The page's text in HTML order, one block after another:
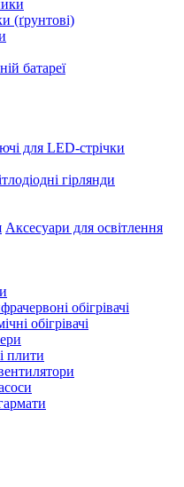
(ґрунтові)
батареї
для LED-стрічки
гірлянди
Аксесуари для освітлення
обігрівачі
обігрівачі
плити